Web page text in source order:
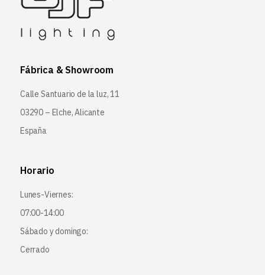
Fábrica & Showroom
Calle Santuario de la luz, 11
03290 – Elche, Alicante
España
Horario
Lunes-Viernes:
07:00-14:00
Sábado y domingo:
Cerrado